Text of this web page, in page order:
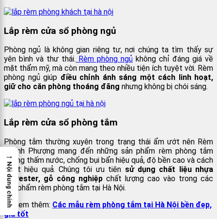
Lắp rèm cửa sổ phòng ngủ
Phòng ngủ là không gian riêng tư, nơi chúng ta tìm thấy sự
yên bình và thư thái. Rèm phòng ngủ không chỉ đáng giá về
mặt thẩm mỹ, mà còn mang theo nhiều tiện ích tuyệt vời. Rèm
phòng ngủ giúp điều chỉnh ánh sáng một cách linh hoạt,
giữ cho căn phòng thoáng đãng nhưng không bị chói sáng.
Lắp rèm cửa sổ phòng tắm
Phòng tắm thường xuyên trong trạng thái ẩm ướt nên Rèm
Thanh Phượng mang đến những sản phẩm rèm phòng tắm
chống thấm nước, chống bụi bẩn hiệu quả, độ bền cao và cách
nhiệt hiệu quả. Chúng tôi ưu tiên sử dụng chất liệu nhựa
polyester, gỗ công nghiệpchất lượng cao vào trong các
sản phẩm rèm phòng tắm tại Hà Nội.
>> Xem thêm: Các mẫu rèm phòng tắm tại Hà Nội bền đẹp,
giá tốt
→
Nội dung chính